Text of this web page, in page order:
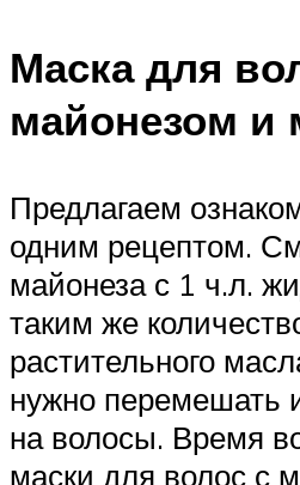
Маска для
майонезом и
Предлагаем
одним рецептом.
майонеза с 1 ч.л.
таким же
растительного
нужно перемешать
на волосы. Время
маски для волос с